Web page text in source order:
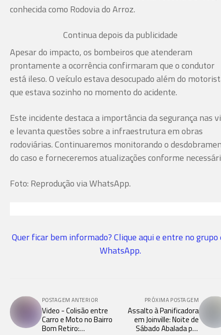
conhecida como Rodovia do Arroz.
Continua depois da publicidade
Apesar do impacto, os bombeiros que atenderam
prontamente a ocorrência confirmaram que o condutor
está ileso. O veículo estava desocupado além do
que estava sozinho no momento do acidente.
Este incidente destaca a importância da segurança nas
e levanta questões sobre a infraestrutura em obras
rodoviárias. Continuaremos monitorando o
do caso e forneceremos atualizações conforme
Foto: Reprodução via WhatsApp.
Quer ficar bem informado? Clique aqui e entre no grupo
WhatsApp.
POSTAGEM ANTERIOR
Video - Colisão entre
Carro e Moto no Bairro
Bom Retiro:
PRÓXIMA POSTAGEM
Assalto à Panificadora
em Joinville: Noite de
Sábado Abalada por